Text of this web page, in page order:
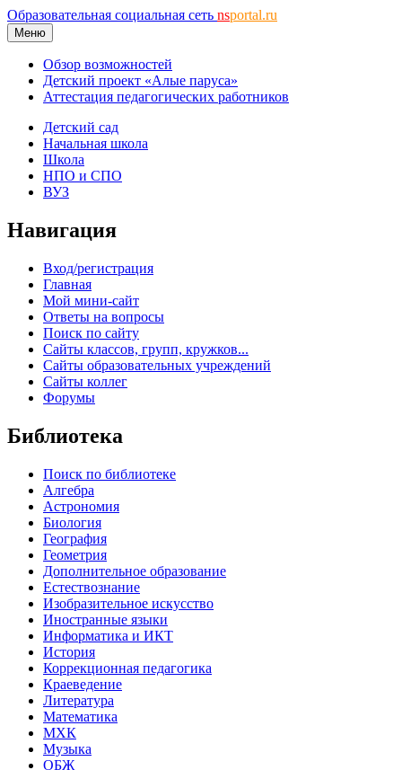
Образовательная социальная сеть nsportal.ru
Меню
Обзор возможностей
Детский проект «Алые паруса»
Аттестация педагогических работников
Детский сад
Начальная школа
Школа
НПО и СПО
ВУЗ
Навигация
Вход/регистрация
Главная
Мой мини-сайт
Ответы на вопросы
Поиск по сайту
Сайты классов, групп, кружков...
Сайты образовательных учреждений
Сайты коллег
Форумы
Библиотека
Поиск по библиотеке
Алгебра
Астрономия
Биология
География
Геометрия
Дополнительное образование
Естествознание
Изобразительное искусство
Иностранные языки
Информатика и ИКТ
История
Коррекционная педагогика
Краеведение
Литература
Математика
МХК
Музыка
ОБЖ